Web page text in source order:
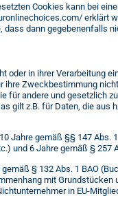
Cookies kann bei
erklärt
dann gegebenenfalls
oder in ihrer Verarbeitung
Zweckbestimmung
andere und gesetzlich
gilt z.B. für Daten, die
gemäß §§ 147 Abs.
und 6 Jahre gemäß § 257
§ 132 Abs. 1 BAO
mit
in EU-